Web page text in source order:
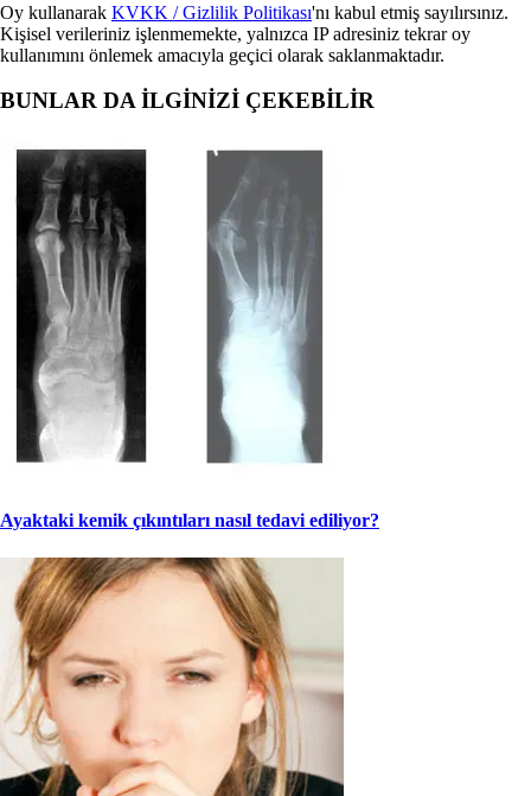
Oy kullanarak KVKK / Gizlilik Politikası'nı kabul etmiş sayılırsınız.
Kişisel verileriniz işlenmemekte, yalnızca IP adresiniz tekrar oy
kullanımını önlemek amacıyla geçici olarak saklanmaktadır.
BUNLAR DA İLGİNİZİ ÇEKEBİLİR
Ayaktaki kemik çıkıntıları nasıl tedavi ediliyor?